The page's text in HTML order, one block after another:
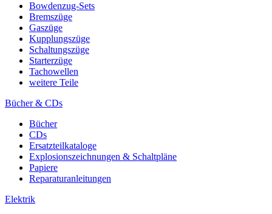
Bowdenzug-Sets
Bremszüge
Gaszüge
Kupplungszüge
Schaltungszüge
Starterzüge
Tachowellen
weitere Teile
Bücher & CDs
Bücher
CDs
Ersatzteilkataloge
Explosionszeichnungen & Schaltpläne
Papiere
Reparaturanleitungen
Elektrik